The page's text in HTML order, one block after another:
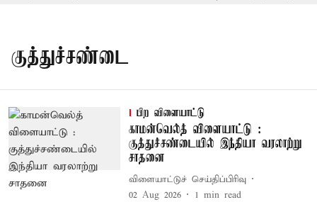
குத்துச்சண்டை
பிற விளையாட்டு
காமன்வெல்த் விளையாட்டு :
குத்துச்சண்டையில் இந்தியா வரலாற்று
சாதனை
விளையாட்டுச் செய்திப்பிரிவு
02 Aug 2026
1 min read